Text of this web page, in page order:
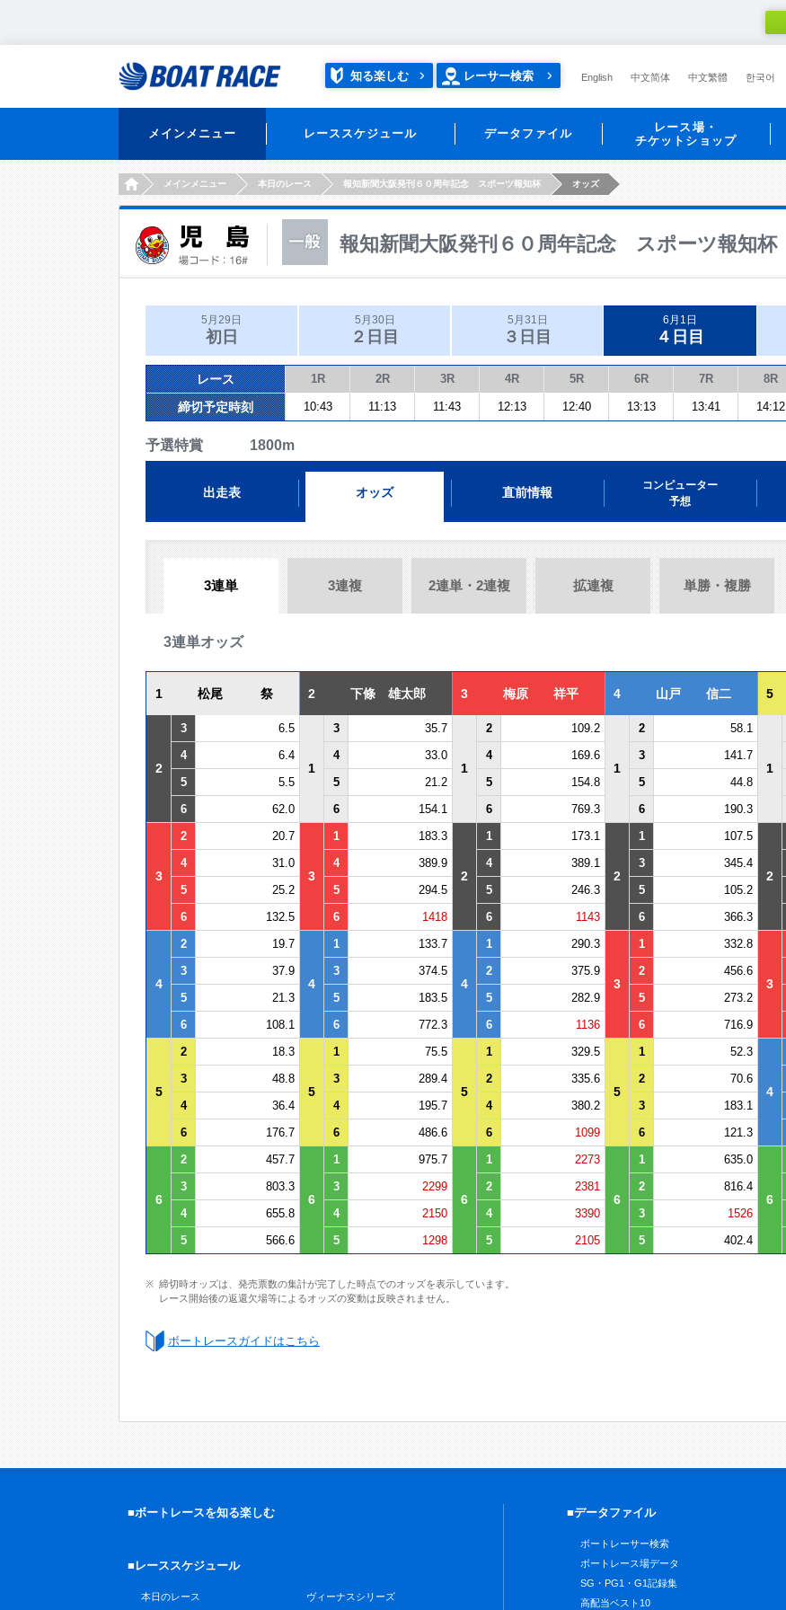
知る楽しむ レーサー検索 English 中文简体 中文繁體 한국어
メインメニュー レーススケジュール データファイル
レース場・
チケットショップ
HOMEメインメニュー 本日のレース 報知新聞大阪発刊６０周年記念 スポーツ報知杯 オッズ
報知新聞大阪発刊６０周年記念 スポーツ報知杯
5月29日
初日
5月30日
２日目
5月31日
３日目
6月1日
４日目
レース 1R 2R 3R 4R 5R 6R 7R 8R
締切予定時刻 10:43 11:13 11:43 12:13 12:40 13:13 13:41 14:12
予選特賞 1800m
出走表 オッズ 直前情報
コンピューター
予想
3連単 3連複 2連単・2連複 拡連複 単勝・複勝
3連単オッズ
1 松尾 祭 2 下條 雄太郎 3 梅原 祥平 4 山戸 信二 5
2
3 6.5
1
3 35.7
1
2 109.2
1
2 58.1
1
4
6.4 4 33.0 4 169.6 3 141.7
5
5.5 5 21.2 5 154.8 5 44.8
6
62.0 6 154.1 6 769.3 6 190.3
3
2 20.7
3
1 183.3
2
1 173.1
2
1 107.5
2
4
31.0 4 389.9 4 389.1 3 345.4
5
25.2 5 294.5 5 246.3 5 105.2
6
132.5 6 1418 6 1143 6 366.3
4
2 19.7
4
1 133.7
4
1 290.3
3
1 332.8
3
3
37.9 3 374.5 2 375.9 2 456.6
5
21.3 5 183.5 5 282.9 5 273.2
6
108.1 6 772.3 6 1136 6 716.9
5
2 18.3
5
1 75.5
5
1 329.5
5
1 52.3
4
3
48.8 3 289.4 2 335.6 2 70.6
4
36.4 4 195.7 4 380.2 3 183.1
6
176.7 6 486.6 6 1099 6 121.3
6
2 457.7
6
1 975.7
6
1 2273
6
1 635.0
6
3
803.3 3 2299 2 2381 2 816.4
4
655.8 4 2150 4 3390 3 1526
5
566.6 5 1298 5 2105 5 402.4
締切時オッズは、発売票数の集計が完了した時点でのオッズを表示しています。
レース開始後の返還欠場等によるオッズの変動は反映されません。
ボートレースガイドはこちら
■ボートレースを知る楽しむ
■レーススケジュール
本日のレース ヴィーナスシリーズ
■データファイル
ボートレーサー検索
ボートレース場データ
SG・PG1・G1記録集
高配当ベスト10